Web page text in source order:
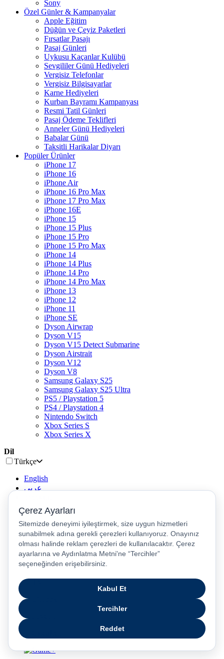
Sony
Özel Günler & Kampanyalar
Apple Eğitim
Düğün ve Çeyiz Paketleri
Fırsatlar Pasajı
Pasaj Günleri
Uykusu Kaçanlar Kulübü
Sevgililer Günü Hediyeleri
Vergisiz Telefonlar
Vergisiz Bilgisayarlar
Karne Hediyeleri
Kurban Bayramı Kampanyası
Resmi Tatil Günleri
Pasaj Ödeme Teklifleri
Anneler Günü Hediyeleri
Babalar Günü
Taksitli Harikalar Diyarı
Popüler Ürünler
iPhone 17
iPhone 16
iPhone Air
iPhone 16 Pro Max
iPhone 17 Pro Max
iPhone 16E
iPhone 15
iPhone 15 Plus
iPhone 15 Pro
iPhone 15 Pro Max
iPhone 14
iPhone 14 Plus
iPhone 14 Pro
iPhone 14 Pro Max
iPhone 13
iPhone 12
iPhone 11
iPhone SE
Dyson Airwrap
Dyson V15
Dyson V15 Detect Submarine
Dyson Airstrait
Dyson V12
Dyson V8
Samsung Galaxy S25
Samsung Galaxy S25 Ultra
PS5 / Playstation 5
PS4 / Playstation 4
Nintendo Switch
Xbox Series S
Xbox Series X
Dil
Türkçe
English
عربى